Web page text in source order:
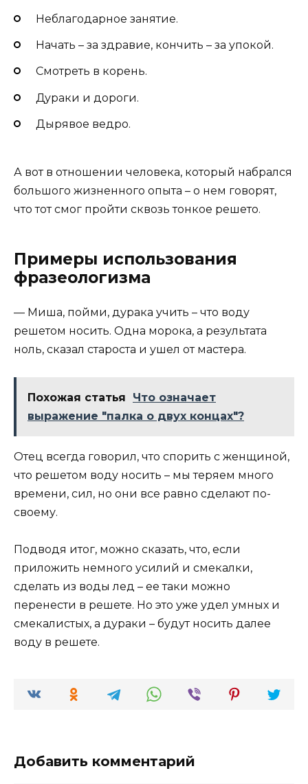
Неблагодарное занятие.
Начать – за здравие, кончить – за упокой.
Смотреть в корень.
Дураки и дороги.
Дырявое ведро.
А вот в отношении человека, который набрался
большого жизненного опыта – о нем говорят,
что тот смог пройти сквозь тонкое решето.
Примеры использования
фразеологизма
— Миша, пойми, дурака учить – что воду
решетом носить. Одна морока, а результата
ноль, сказал староста и ушел от мастера.
Похожая статья
Что означает
выражение "палка о двух концах"?
Отец всегда говорил, что спорить с женщиной,
что решетом воду носить – мы теряем много
времени, сил, но они все равно сделают по-
своему.
Подводя итог, можно сказать, что, если
приложить немного усилий и смекалки,
сделать из воды лед – ее таки можно
перенести в решете. Но это уже удел умных и
смекалистых, а дураки – будут носить далее
воду в решете.
Добавить комментарий